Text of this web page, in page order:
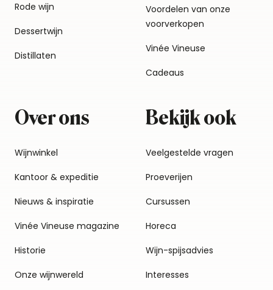
Rode wijn
Dessertwijn
Distillaten
Voordelen van onze
voorverkopen
Vinée Vineuse
Cadeaus
Over ons
Wijnwinkel
Kantoor & expeditie
Nieuws & inspiratie
Vinée Vineuse magazine
Historie
Onze wijnwereld
Bekijk ook
Veelgestelde vragen
Proeverijen
Cursussen
Horeca
Wijn-spijsadvies
Interesses